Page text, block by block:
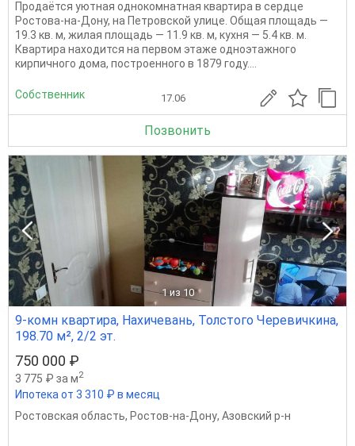
Продаётся уютная однокомнатная квартира в сердце
Ростова-на-Дону, на Петровской улице. Общая площадь —
19.3 кв. м, жилая площадь — 11.9 кв. м, кухня — 5.4 кв. м.
Квартира находится на первом этаже одноэтажного
кирпичного дома, построенного в 1879 году....
Собственник 17.06
Позвонить
1 из 10
9-комн квартира, Нахичевань, Толстого Черевичкина,
198.70 м², 2/2 эт.
750 000 ₽
3 775 ₽ за м2
Ипотека от 3 310 ₽ в месяц
Ростовская область, Ростов-на-Дону, Азовский р-н